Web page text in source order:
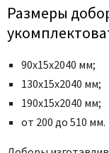
Uberture
Valcomp
Verum
Размеры
90х15х2040 мм;
130х15х2040 мм;
190х15х2040 мм;
от 200 до 510 мм.